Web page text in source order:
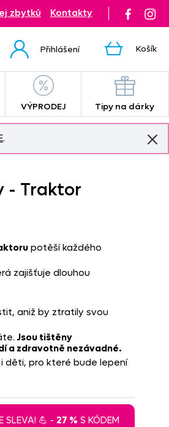
Přihlášení Košík
zbytků Kontakty
VÝPRODEJ Tipy na dárky
.
- Traktor
potěší každého
zajišťuje dlouhou
aniž by ztratily svou
Jsou tištěny
a zdravotně nezávadné.
děti, pro které bude lepení
SLEVA! 💪 -27 % S KÓDEM